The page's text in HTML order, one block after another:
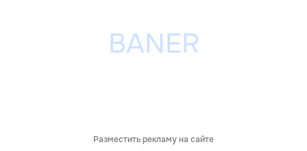
Разместить рекламу на сайте